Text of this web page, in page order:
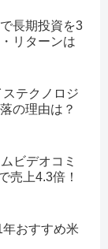
長期投資を3
リターンは
ステクノロジ
の理由は？
ビデオコミ
売上4.3倍！
年おすすめ米